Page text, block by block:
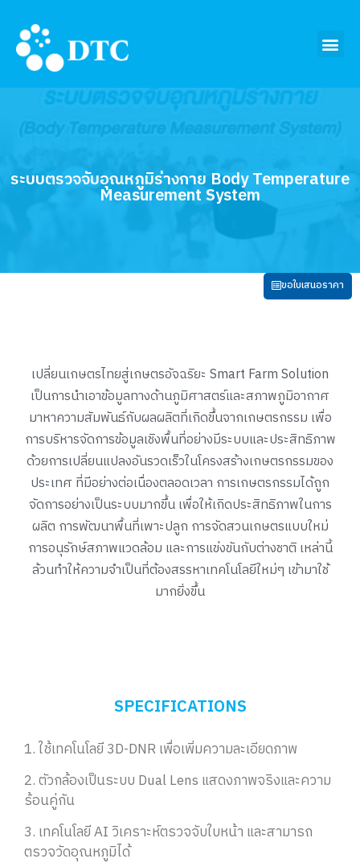
ระบบตรวจจับอุณหภูมิร่างกาย Body Temperature
Measurement System
ขอใบเสนอราคา
เปลี่ยนเกษตรไทยสู่เกษตรอัจฉริยะ Smart Farm Solution
เป็นการนำเอาข้อมูลทางด้านภูมิศาสตร์และสภาพภูมิอากาศ
มาหาความสัมพันธ์กับผลผลิตที่เกิดขึ้นจากเกษตรกรรม เพื่อ
การบริหารจัดการข้อมูลเชิงพื้นที่อย่างมีระบบและประสิทธิภาพ
ด้วยการเปลี่ยนแปลงอันรวดเร็วในโครงสร้างเกษตรกรรมของ
ประเทศ ที่มีอย่างต่อเนื่องตลอดเวลา การเกษตรกรรมได้ถูก
จัดการอย่างเป็นระบบมากขึ้น เพื่อให้เกิดประสิทธิภาพในการ
ผลิต การพัฒนาพื้นที่เพาะปลูก การจัดสวนเกษตรแบบใหม่
การอนุรักษ์สภาพแวดล้อม และการแข่งขันกับต่างชาติ เหล่านี้
ล้วนทำให้ความจำเป็นที่ต้องสรรหาเทคโนโลยีใหม่ๆ เข้ามาใช้
มากยิ่งขึ้น
SPECIFICATIONS
1. ใช้เทคโนโลยี 3D-DNR เพื่อเพิ่มความละเอียดภาพ
2. ตัวกล้องเป็นระบบ Dual Lens แสดงภาพจริงและความ
ร้อนคู่กัน
3. เทคโนโลยี AI วิเคราะห์ตรวจจับใบหน้า และสามารถ
ตรวจวัดอุณหภูมิได้